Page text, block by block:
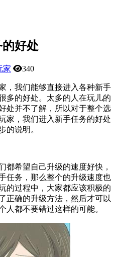
好处
家 340
，我们能够直接进入各种新手
多的好处。太多的人在玩儿的
处并不了解，所以对于整个选
家，我们进入新手任务的好处
的说明。
都希望自己升级的速度好快，
任务，那么整个的升级速度也
的过程中，大家都应该积极的
正确的升级方法，然后才可以
人都不要错过这样的可能。